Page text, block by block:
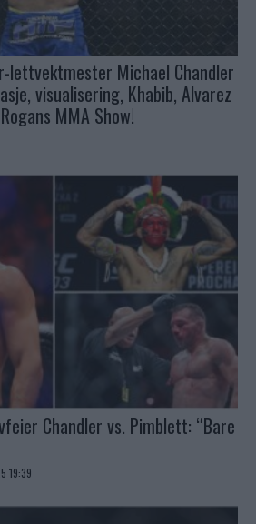
lettvektmester Michael Chandler
visualisering, Khabib, Alvarez
MMA Show!
Chandler vs. Pimblett: “Bare
19:39